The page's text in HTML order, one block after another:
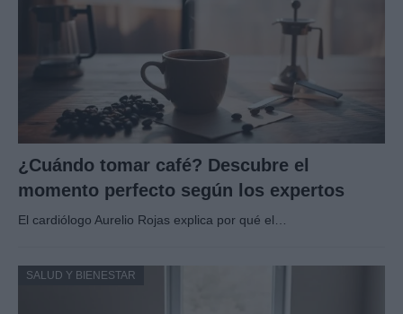
¿Cuándo tomar café? Descubre el
momento perfecto según los expertos
El cardiólogo Aurelio Rojas explica por qué el…
SALUD Y BIENESTAR